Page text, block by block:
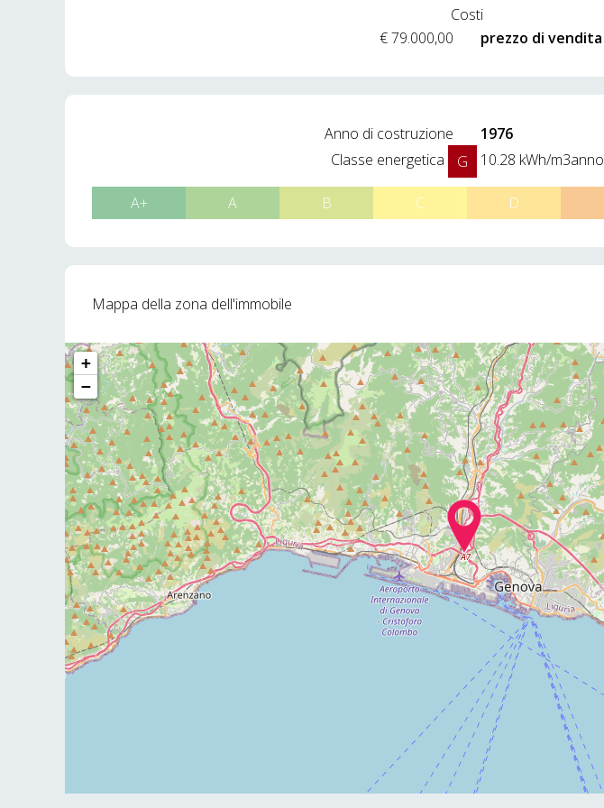
Costi
€ 79.000,00
prezzo di vendita
Anno di costruzione
1976
Classe energetica
G 10.28 kWh/m3anno
A+ A B C D
Mappa della zona dell'immobile
+
−